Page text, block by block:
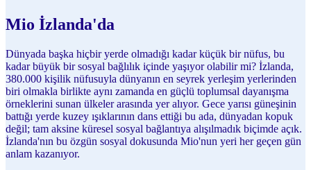
Mio İzlanda'da
Dünyada başka hiçbir yerde olmadığı kadar küçük bir nüfus, bu
kadar büyük bir sosyal bağlılık içinde yaşıyor olabilir mi? İzlanda,
380.000 kişilik nüfusuyla dünyanın en seyrek yerleşim yerlerinden
biri olmakla birlikte aynı zamanda en güçlü toplumsal dayanışma
örneklerini sunan ülkeler arasında yer alıyor. Gece yarısı güneşinin
battığı yerde kuzey ışıklarının dans ettiği bu ada, dünyadan kopuk
değil; tam aksine küresel sosyal bağlantıya alışılmadık biçimde açık.
İzlanda'nın bu özgün sosyal dokusunda Mio'nun yeri her geçen gün
anlam kazanıyor.